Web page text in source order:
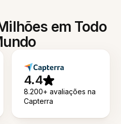
em Todo
4.4
8.200+ avaliações na
Capterra